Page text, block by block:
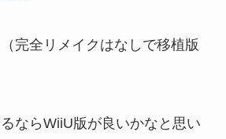
完全リメイクはなしで移植版
ならWiiU版が良いかなと思い